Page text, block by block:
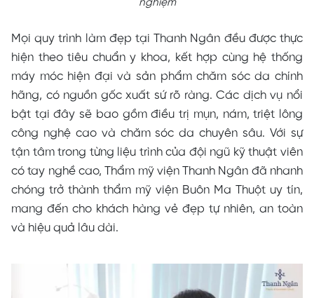
nghiệm
Mọi quy trình làm đẹp tại Thanh Ngân đều được thực
hiện theo tiêu chuẩn y khoa, kết hợp cùng hệ thống
máy móc hiện đại và sản phẩm chăm sóc da chính
hãng, có nguồn gốc xuất sứ rõ ràng. Các dịch vụ nổi
bật tại đây sẽ bao gồm điều trị mụn, nám, triệt lông
công nghệ cao và chăm sóc da chuyên sâu. Với sự
tận tâm trong từng liệu trình của đội ngũ kỹ thuật viên
có tay nghề cao, Thẩm mỹ viện Thanh Ngân đã nhanh
chóng trở thành thẩm mỹ viện Buôn Ma Thuột uy tín,
mang đến cho khách hàng vẻ đẹp tự nhiên, an toàn
và hiệu quả lâu dài.